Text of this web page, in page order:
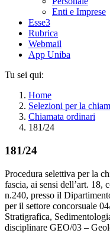
Enti e Imprese
Esse3
Rubrica
Webmail
App Uniba
Tu sei qui:
Home
Selezioni per la
Chiamata ordinari
181/24
181/24
Procedura selettiva per la
fascia, ai sensi dell’art. 18,
n.240, presso il
per il settore concorsuale
Stratigrafica,
disciplinare GEO/03 –